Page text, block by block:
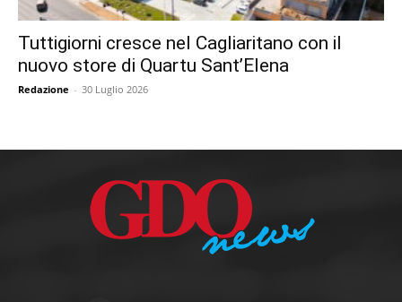
Tuttigiorni cresce nel Cagliaritano con il
nuovo store di Quartu Sant’Elena
Redazione - 30 Luglio 2026